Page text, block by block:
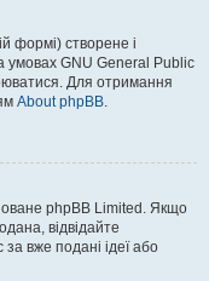
формі) створене і
умовах GNU General Public
Для отримання
About phpBB.
phpBB Limited. Якщо
відвідайте
за вже подані ідеї або